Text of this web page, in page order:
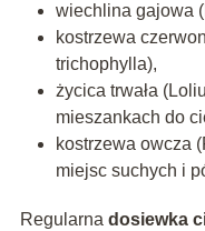
wiechlina gajowa
kostrzewa
trichophylla),
życica trwała
mieszankach do
kostrzewa owcza
miejsc suchych i
Regularna dosiewka